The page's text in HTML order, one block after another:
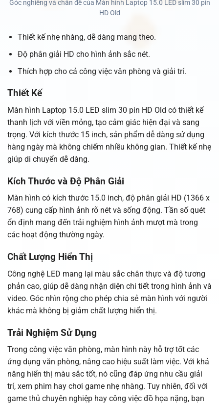
Góc nghiêng và chân đế của Màn hình Laptop 15.0 LED slim 30 pin
HD Old
Thiết kế nhẹ nhàng, dễ dàng mang theo.
Độ phân giải HD cho hình ảnh sắc nét.
Thích hợp cho cả công việc văn phòng và giải trí.
Thiết Kế
Màn hình Laptop 15.0 LED slim 30 pin HD Old có thiết kế
thanh lịch với viền mỏng, tạo cảm giác hiện đại và sang
trọng. Với kích thước 15 inch, sản phẩm dễ dàng sử dụng
hàng ngày mà không chiếm nhiều không gian. Thiết kế nhẹ
giúp di chuyển dễ dàng.
Kích Thước và Độ Phân Giải
Màn hình có kích thước 15.0 inch, độ phân giải HD (1366 x
768) cung cấp hình ảnh rõ nét và sống động. Tần số quét
ổn định mang đến trải nghiệm hình ảnh mượt mà trong
các hoạt động thường ngày.
Chất Lượng Hiển Thị
Công nghệ LED mang lại màu sắc chân thực và độ tương
phản cao, giúp dễ dàng nhận diện chi tiết trong hình ảnh và
video. Góc nhìn rộng cho phép chia sẻ màn hình với người
khác mà không bị giảm chất lượng hiển thị.
Trải Nghiệm Sử Dụng
Trong công việc văn phòng, màn hình này hỗ trợ tốt các
ứng dụng văn phòng, nâng cao hiệu suất làm việc. Với khả
năng hiển thị màu sắc tốt, nó cũng đáp ứng nhu cầu giải
trí, xem phim hay chơi game nhẹ nhàng. Tuy nhiên, đối với
game thủ chuyên nghiệp hay công việc đồ họa nặng, bạn